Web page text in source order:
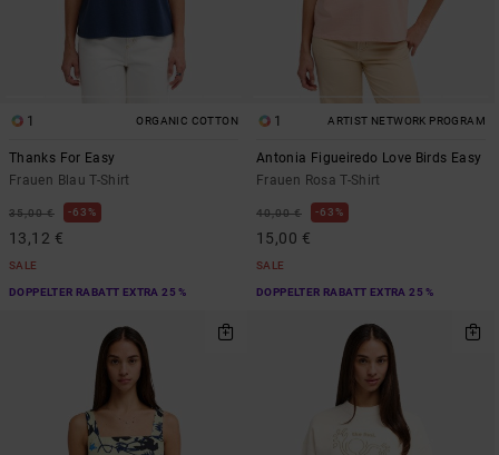
1 ORGANIC COTTON
Thanks For Easy
Frauen Blau T-Shirt
35,00 € 63%
13,12 €
SALE
DOPPELTER RABATT EXTRA 25 %
1 ARTIST NETWORK PROGRAM
Antonia Figueiredo Love Birds Easy
Frauen Rosa T-Shirt
40,00 € 63%
15,00 €
SALE
DOPPELTER RABATT EXTRA 25 %